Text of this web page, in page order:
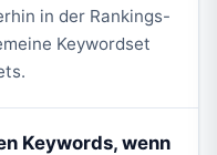
in der Rankings-
Keywordset
Keywords, wenn